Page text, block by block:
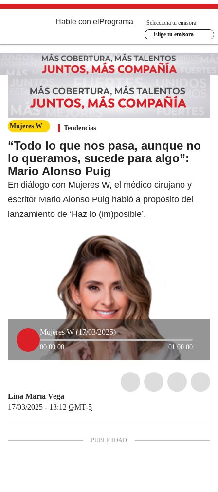
Hable con el Programa
Selecciona tu emisora
Elige tu emisora
Mujeres W Tendencias
“Todo lo que nos pasa, aunque no
lo queramos, sucede para algo”:
Mario Alonso Puig
En diálogo con Mujeres W, el médico cirujano y
escritor Mario Alonso Puig habló a propósito del
lanzamiento de ‘Haz lo (im)posible’.
Mujeres W (17/03/2025)
00:00:00 01:00:00
Lina María Vega
17/03/2025 - 13:12 GMT-5